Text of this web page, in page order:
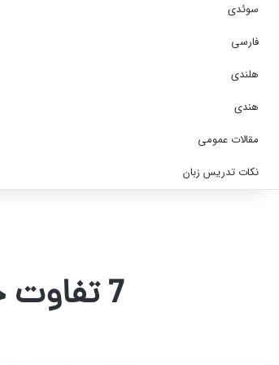
سوئدی
فارسی
هلندی
هندی
مقالات عمومی
نکات تدریس زبان
7 تفاوت جالب گرامری در زبان انگلیسی آمریکایی و بریتانیایی